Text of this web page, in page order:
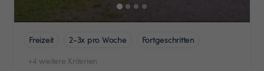
Freizeit 2-3x pro Woche
Fortgeschritten
+4 weitere Kriterien